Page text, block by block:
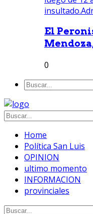
El
0
Home
Política San Luis
OPINION
ultimo momento
INFORMACION
provinciales